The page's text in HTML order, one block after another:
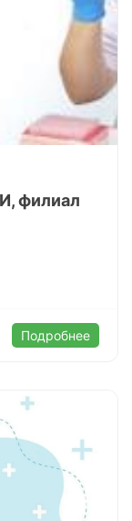
филиал
Подробнее